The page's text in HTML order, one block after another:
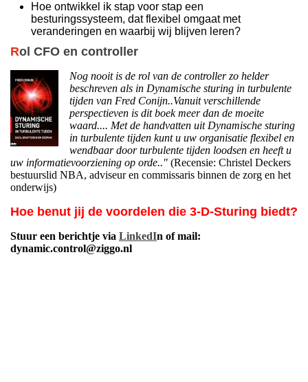
Hoe ontwikkel ik stap voor stap een
besturingssysteem, dat flexibel omgaat met
veranderingen en waarbij wij blijven leren?
Rol CFO en controller
Nog nooit is de rol van de controller zo helder
beschreven als in Dynamische sturing in turbulente
tijden van Fred Conijn..Vanuit verschillende
perspectieven is dit boek meer dan de moeite
waard.... Met de handvatten uit Dynamische sturing
in turbulente tijden kunt u uw organisatie flexibel en
wendbaar door turbulente tijden loodsen en heeft u
uw informatievoorziening op orde.." (Recensie: Christel Deckers
bestuurslid NBA, adviseur en commissaris binnen de zorg en het
onderwijs)
Hoe benut jij de voordelen die 3-D-Sturing biedt?
Stuur een berichtje via LinkedIn of mail:
dynamic.control@ziggo.nl